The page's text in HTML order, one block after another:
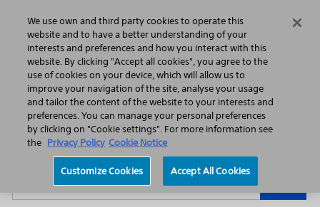
Search Menu
Home Featured Stories Press Releases
Year
Category
Keywords
We use own and third party cookies to operate this
website and to have a better understanding of your
interests and preferences and how you interact with this
website. By clicking "Accept all cookies", you agree to the
use of cookies on your device, which will allow us to
improve your navigation of the site, analyse your usage
and tailor the content of the website to your interests and
preferences. You can manage your personal preferences
by clicking on "Cookie settings". For more information see
the Privacy Policy Cookie Notice
Customize Cookies Accept All Cookies